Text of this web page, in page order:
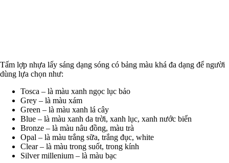
Tấm lợp nhựa lấy sáng dạng sóng có bảng màu khá đa dạng để người
dùng lựa chọn như:
Tosca – là màu xanh ngọc lục bảo
Grey – là màu xám
Green – là màu xanh lá cây
Blue – là màu xanh da trời, xanh lục, xanh nước biển
Bronze – là màu nâu đồng, màu trà
Opal – là màu trắng sữa, trắng đục, white
Clear – là màu trong suốt, trong kính
Silver millenium – là màu bạc